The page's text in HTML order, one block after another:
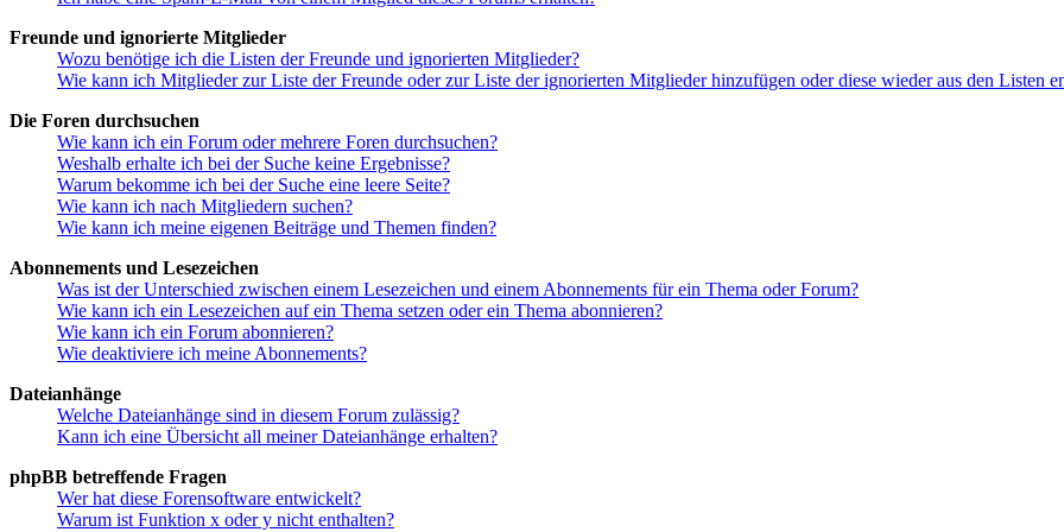
Freunde und ignorierte Mitglieder
Wozu benötige ich die Listen der Freunde und ignorierten Mitglieder?
Wie kann ich Mitglieder zur Liste der Freunde oder zur Liste der ignorierten Mitglieder hinzufügen oder diese wieder aus den Listen
Die Foren durchsuchen
Wie kann ich ein Forum oder mehrere Foren durchsuchen?
Weshalb erhalte ich bei der Suche keine Ergebnisse?
Warum bekomme ich bei der Suche eine leere Seite?
Wie kann ich nach Mitgliedern suchen?
Wie kann ich meine eigenen Beiträge und Themen finden?
Abonnements und Lesezeichen
Was ist der Unterschied zwischen einem Lesezeichen und einem Abonnements für ein Thema oder Forum?
Wie kann ich ein Lesezeichen auf ein Thema setzen oder ein Thema abonnieren?
Wie kann ich ein Forum abonnieren?
Wie deaktiviere ich meine Abonnements?
Dateianhänge
Welche Dateianhänge sind in diesem Forum zulässig?
Kann ich eine Übersicht all meiner Dateianhänge erhalten?
phpBB betreffende Fragen
Wer hat diese Forensoftware entwickelt?
Warum ist Funktion x oder y nicht enthalten?